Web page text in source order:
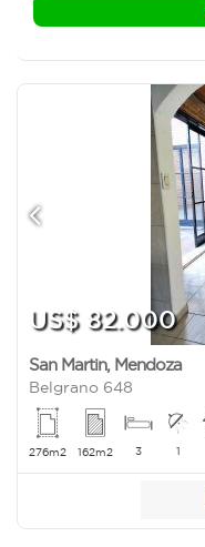
US$ 82.000
San Martin, Mendoza
Belgrano 648
276m2 162m2 3 1